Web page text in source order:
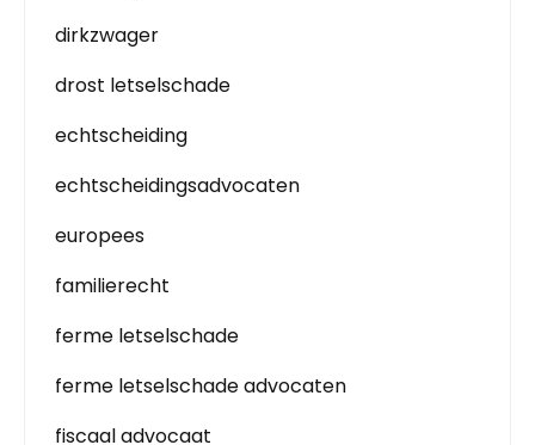
dirkzwager
drost letselschade
echtscheiding
echtscheidingsadvocaten
europees
familierecht
ferme letselschade
ferme letselschade advocaten
fiscaal advocaat